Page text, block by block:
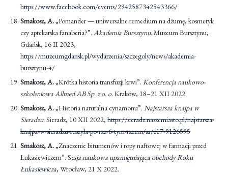
https://www.facebook.com/events/2942587342543366/
Smakosz, A.„Pomander — uniwersalne remedium na dżumę, kosmetyk
czy aptekarska fanaberia?”. Akademia Bursztynu. Muzeum Bursztynu,
Gdańsk, 16 II 2023,
https://muzeumgdansk.pl/wydarzenia/szczegoly/news/akademia-
bursztynu-4/
Smakosz, A.„Krótka historia transfuzji krwi”. Konferencja naukowo-
szkoleniowa Allmed AB Sp. z o. o.Kraków, 18–21 XII 2022
Smakosz, A.„Historia naturalna cynamonu”. Najstarsza knajpa w
Sieradzu.Sieradz, 10 XII 2022, https://sieradz.naszemiasto.pl/najstarsza-
knajpa-w-sieradzu-ruszyla-po-raz-6-tym-razem/ar/c17-9126595
Smakosz, A.„Znaczenie bitumenów i ropy naftowej w farmacji przed
Łukasiewiczem”. Sesja naukowa upamiętniająca obchody Roku
Łukasiewicza, Wrocław, 21 X 2022.